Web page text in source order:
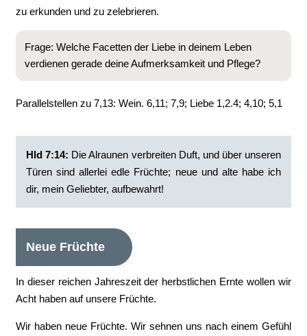
zu erkunden und zu zelebrieren.
Frage: Welche Facetten der Liebe in deinem Leben
verdienen gerade deine Aufmerksamkeit und Pflege?
Parallelstellen zu 7,13: Wein. 6,11; 7,9; Liebe 1,2.4; 4,10; 5,1
Hld 7:14: Die Alraunen verbreiten Duft, und über unseren
Türen sind allerlei edle Früchte; neue und alte habe ich
dir, mein Geliebter, aufbewahrt!
Neue Früchte
In dieser reichen Jahreszeit der herbstlichen Ernte wollen wir
Acht haben auf unsere Früchte.
Wir haben neue Früchte. Wir sehnen uns nach einem Gefühl